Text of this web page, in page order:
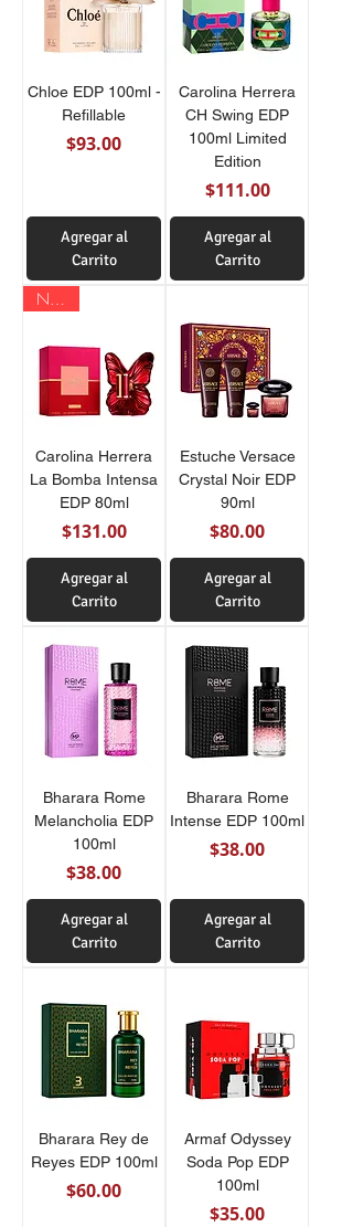
Chloe EDP 100ml -
Refillable
Precio
$93.00
Agregar al
Carrito
Carolina Herrera
CH Swing EDP
100ml Limited
Edition
Precio
$111.00
Agregar al
Carrito
Nuevo
Carolina Herrera
La Bomba Intensa
EDP 80ml
Precio
$131.00
Agregar al
Carrito
Estuche Versace
Crystal Noir EDP
90ml
Precio
$80.00
Agregar al
Carrito
Bharara Rome
Melancholia EDP
100ml
Precio
$38.00
Agregar al
Carrito
Bharara Rome
Intense EDP 100ml
Precio
$38.00
Agregar al
Carrito
Bharara Rey de
Reyes EDP 100ml
Precio
$60.00
Armaf Odyssey
Soda Pop EDP
100ml
Precio
$35.00